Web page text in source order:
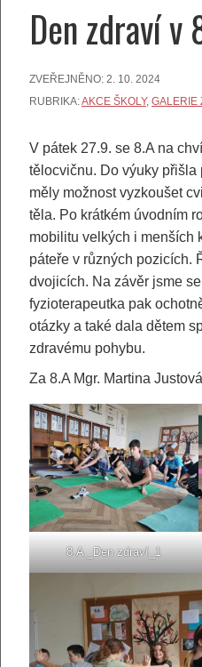
Den zdraví v
ZVEŘEJNĚNO: 2. 10. 2024
RUBRIKA:AKCE ŠKOLY, GALERIE
V pátek 27.9. se 8.A na
tělocvičnu. Do výuky přišla
měly možnost vyzkoušet
těla. Po krátkém úvodním
mobilitu velkých i menších
páteře v různých pozicích.
dvojicích. Na závěr jsme
fyzioterapeutka pak
otázky a také dala dětem
zdravému pohybu.
Za 8.A Mgr. Martina Justová
8.A _Den zdraví_1